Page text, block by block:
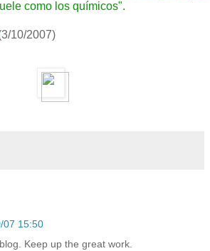
como los químicos".
10/2007)
07 15:50
Keep up the great work.